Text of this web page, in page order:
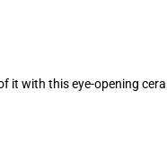
it with this eye-opening